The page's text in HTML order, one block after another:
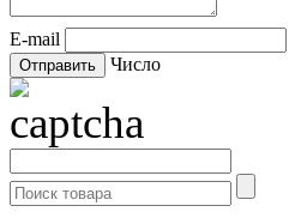
E-mail
Число